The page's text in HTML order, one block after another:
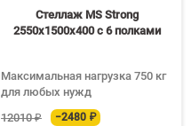
Стеллаж MS Strong
2550х1500х400 c 6 полками
Максимальная нагрузка 750 кг
для любых нужд
12010 ₽
−2480 ₽